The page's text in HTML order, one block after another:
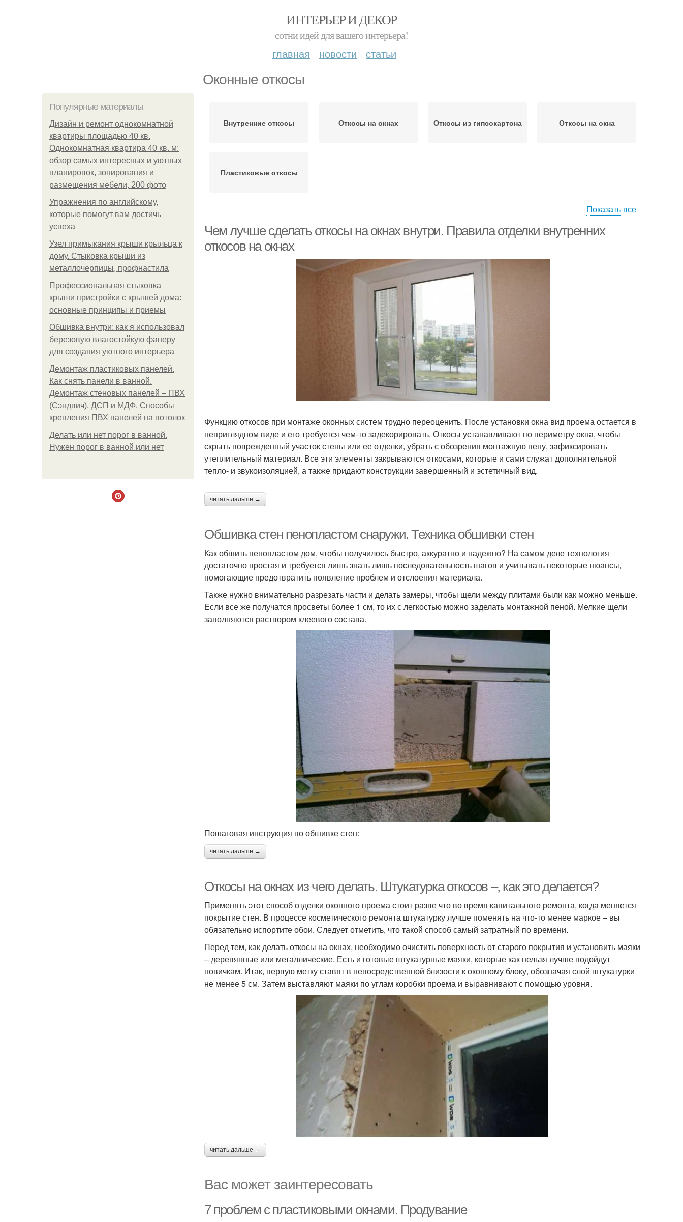
ИНТЕРЬЕР И ДЕКОР
сотни идей для вашего интерьера!
главная новости статьи
Оконные откосы
Популярные материалы
Дизайн и ремонт однокомнатной
квартиры площадью 40 кв.
Однокомнатная квартира 40 кв. м:
обзор самых интересных и уютных
планировок, зонирования и
размещения мебели, 200 фото
Упражнения по английскому,
которые помогут вам достичь
успеха
Узел примыкания крыши крыльца к
дому. Стыковка крыши из
металлочерпицы, профнастила
Профессиональная стыковка
крыши пристройки с крышей дома:
основные принципы и приемы
Обшивка внутри: как я использовал
березовую влагостойкую фанеру
для создания уютного интерьера
Демонтаж пластиковых панелей.
Как снять панели в ванной.
Демонтаж стеновых панелей – ПВХ
(Сэндвич), ДСП и МДФ. Способы
крепления ПВХ панелей на потолок
Делать или нет порог в ванной.
Нужен порог в ванной или нет
Внутренние откосы Откосы на окнах Откосы из гипсокартона Откосы на окна
Пластиковые откосы
Показать все
Чем лучше сделать откосы на окнах внутри. Правила отделки внутренних
откосов на окнах
Функцию откосов при монтаже оконных систем трудно переоценить. После установки окна вид проема остается в
неприглядном виде и его требуется чем-то задекорировать. Откосы устанавливают по периметру окна, чтобы
скрыть поврежденный участок стены или ее отделки, убрать с обозрения монтажную пену, зафиксировать
утеплительный материал. Все эти элементы закрываются откосами, которые и сами служат дополнительной
тепло- и звукоизоляцией, а также придают конструкции завершенный и эстетичный вид.
читать дальше →
Обшивка стен пенопластом снаружи. Техника обшивки стен
Как обшить пенопластом дом, чтобы получилось быстро, аккуратно и надежно? На самом деле технология
достаточно простая и требуется лишь знать лишь последовательность шагов и учитывать некоторые нюансы,
помогающие предотвратить появление проблем и отслоения материала.
Также нужно внимательно разрезать части и делать замеры, чтобы щели между плитами были как можно меньше.
Если все же получатся просветы более 1 см, то их с легкостью можно заделать монтажной пеной. Мелкие щели
заполняются раствором клеевого состава.
Пошаговая инструкция по обшивке стен:
читать дальше →
Откосы на окнах из чего делать. Штукатурка откосов –, как это делается?
Применять этот способ отделки оконного проема стоит разве что во время капитального ремонта, когда меняется
покрытие стен. В процессе косметического ремонта штукатурку лучше поменять на что-то менее маркое – вы
обязательно испортите обои. Следует отметить, что такой способ самый затратный по времени.
Перед тем, как делать откосы на окнах, необходимо очистить поверхность от старого покрытия и установить маяки
– деревянные или металлические. Есть и готовые штукатурные маяки, которые как нельзя лучше подойдут
новичкам. Итак, первую метку ставят в непосредственной близости к оконному блоку, обозначая слой штукатурки
не менее 5 см. Затем выставляют маяки по углам коробки проема и выравнивают с помощью уровня.
читать дальше →
Вас может заинтересовать
7 проблем с пластиковыми окнами. Продувание